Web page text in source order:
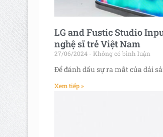
LG and Fustic Studio
nghệ sĩ trẻ Việt Nam
27/06/2024 Không có bình luận
Để đánh dấu sự ra mắt của dải
Xem tiếp »